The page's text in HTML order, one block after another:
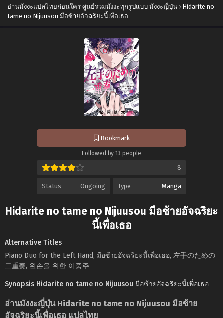
อ่านมังงะแปลไทยก่อนใคร ศูนย์รวมมังงะทุกรูปแบบ มังงะญี่ปุ่น › Hidarite no
tame no Nijuusou มือซ้ายอัจฉริยะนี้เพื่อเธอ
Bookmark
Followed by 13 people
8
Status Ongoing Type Manga
Hidarite no tame no Nijuusou มือซ้ายอัจฉริยะ
นี้เพื่อเธอ
Alternative Titles
Piano Duo for the Left Hand, มือซ้ายอัจฉริยะนี้เพื่อเธอ, 左手のための
二重奏, 왼손을 위한 이중주
Synopsis Hidarite no tame no Nijuusou มือซ้ายอัจฉริยะนี้เพื่อเธอ
อ่านมังงะญี่ปุ่น Hidarite no tame no Nijuusou มือซ้าย
อัจฉริยะนี้เพื่อเธอ แปลไทย